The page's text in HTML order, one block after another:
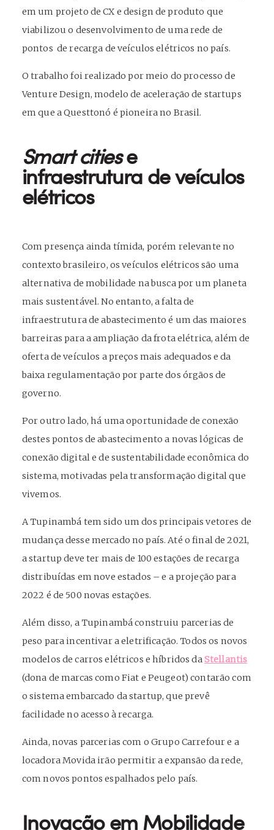
em um projeto de CX e design de produto que
viabilizou o desenvolvimento de uma rede de
pontos de recarga de veículos elétricos no país.
O trabalho foi realizado por meio do processo de
Venture Design, modelo de aceleração de startups
em que a Questtonó é pioneira no Brasil.
Smart citiese
infraestrutura de veículos
elétricos
Com presença ainda tímida, porém relevante no
contexto brasileiro, os veículos elétricos são uma
alternativa de mobilidade na busca por um planeta
mais sustentável. No entanto, a falta de
infraestrutura de abastecimento é um das maiores
barreiras para a ampliação da frota elétrica, além de
oferta de veículos a preços mais adequados e da
baixa regulamentação por parte dos órgãos de
governo.
Por outro lado, há uma oportunidade de conexão
destes pontos de abastecimento a novas lógicas de
conexão digital e de sustentabilidade econômica do
sistema, motivadas pela transformação digital que
vivemos.
A Tupinambá tem sido um dos principais vetores de
mudança desse mercado no país. Até o final de 2021,
a startup deve ter mais de 100 estações de recarga
distribuídas em nove estados – e a projeção para
2022 é de 500 novas estações.
Além disso, a Tupinambá construiu parcerias de
peso para incentivar a eletrificação. Todos os novos
modelos de carros elétricos e híbridos daStellantis
(dona de marcas como Fiat e Peugeot) contarão com
o sistema embarcado da startup, que prevê
facilidade no acesso à recarga.
Ainda, novas parcerias com o Grupo Carrefour e a
locadora Movida irão permitir a expansão da rede,
com novos pontos espalhados pelo país.
Inovação em Mobilidade